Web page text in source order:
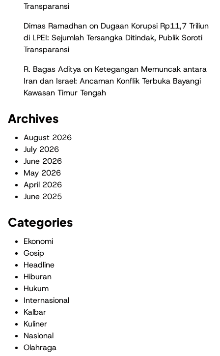
Transparansi
Dimas Ramadhan on Dugaan Korupsi Rp11,7 Triliun
di LPEI: Sejumlah Tersangka Ditindak, Publik Soroti
Transparansi
R. Bagas Aditya on Ketegangan Memuncak antara
Iran dan Israel: Ancaman Konflik Terbuka Bayangi
Kawasan Timur Tengah
Archives
August 2026
July 2026
June 2026
May 2026
April 2026
June 2025
Categories
Ekonomi
Gosip
Headline
Hiburan
Hukum
Internasional
Kalbar
Kuliner
Nasional
Olahraga